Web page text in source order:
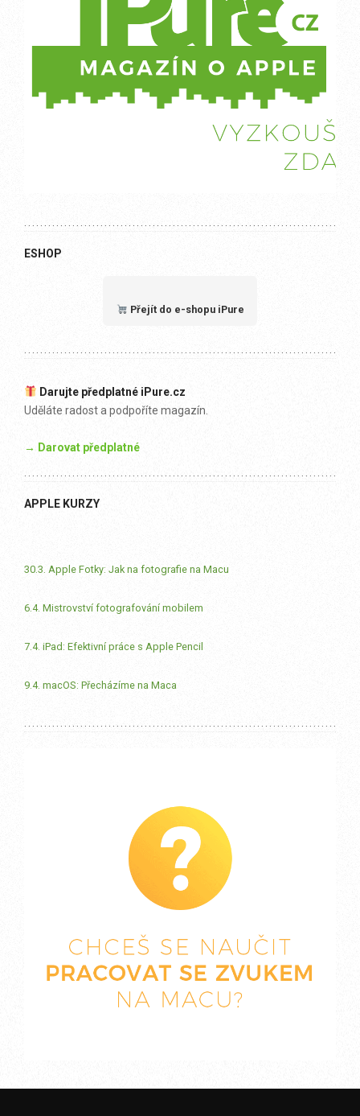
ESHOP
Přejít do e-shopu iPure
Darujte předplatné iPure.cz
Uděláte radost a podpoříte magazín.
→ Darovat předplatné
APPLE KURZY
30.3. Apple Fotky: Jak na fotografie na Macu
6.4. Mistrovství fotografování mobilem
7.4. iPad: Efektivní práce s Apple Pencil
9.4. macOS: Přecházíme na Maca